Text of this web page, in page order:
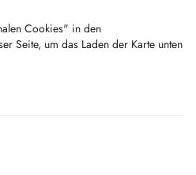
Cookies" in den
Seite, um das Laden der Karte unten